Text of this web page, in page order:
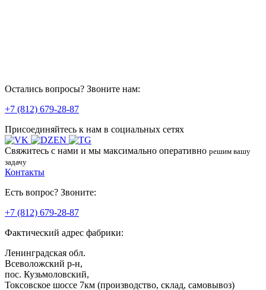
Вологда
Подпорожье
Лодейное поле
Тихвин
Старая Русса
Бологое
Остались вопросы? Звоните нам:
+7 (812) 679-28-87
Присоединяйтесь к нам в социальных сетях
Свяжитесь с нами и мы максимально оперативно решим вашу
задачу
Контакты
Есть вопрос? Звоните:
+7 (812) 679-28-87
Фактический адрес фабрики:
Ленинградская обл.
Всеволожский р-н,
пос. Кузьмоловский,
Токсовское шоссе 7км (производство, склад, самовывоз)